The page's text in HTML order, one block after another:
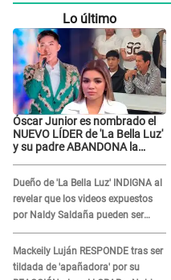
Lo último
Óscar Junior es nombrado el
NUEVO LÍDER de 'La Bella Luz'
y su padre ABANDONA la
Dueño de 'La Bella Luz' INDIGNA al
revelar que los videos expuestos
por Naldy Saldaña pueden ser
EDITADOS: "Yo tengo sus dos
visitas..."
Mackeily Luján RESPONDE tras ser
tildada de 'apañadora' por su